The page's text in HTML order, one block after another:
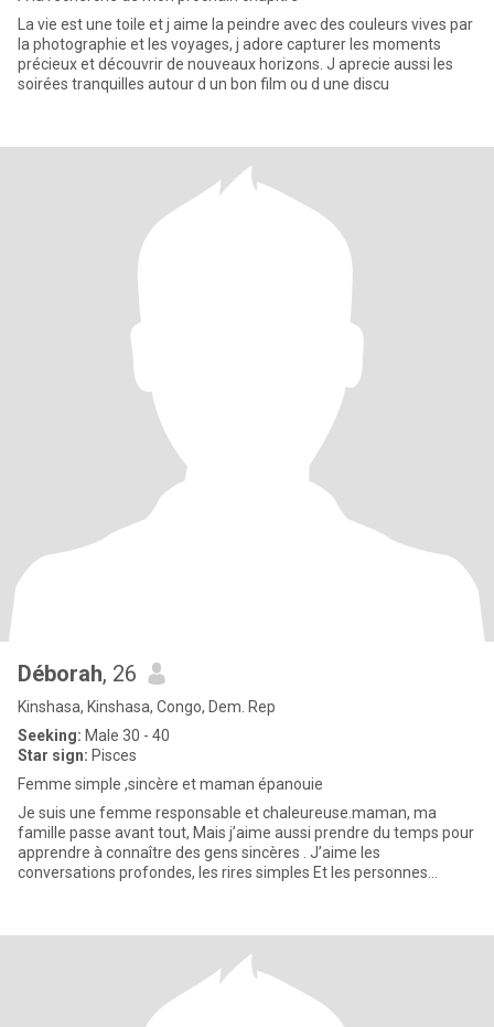
La vie est une toile et j aime la peindre avec des couleurs vives par
la photographie et les voyages, j adore capturer les moments
précieux et découvrir de nouveaux horizons. J aprecie aussi les
soirées tranquilles autour d un bon film ou d une discu
Déborah, 26
Kinshasa, Kinshasa, Congo, Dem. Rep
Seeking: Male 30 - 40
Star sign: Pisces
Femme simple ,sincère et maman épanouie
Je suis une femme responsable et chaleureuse.maman, ma
famille passe avant tout, Mais j’aime aussi prendre du temps pour
apprendre à connaître des gens sincères . J’aime les
conversations profondes, les rires simples Et les personnes